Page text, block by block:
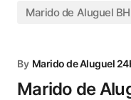
Marido de Aluguel BH
By Marido de Aluguel
Marido de